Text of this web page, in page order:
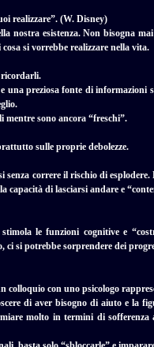
realizzare”. (W. Disney)
nostra esistenza. Non bisogna
si vorrebbe realizzare nella vita.
ricordarli.
una preziosa fonte di
mentre sono ancora “freschi”.
sulle proprie debolezze.
senza correre il rischio di
capacità di lasciarsi andare e
le funzioni cognitive e
ci si potrebbe sorprendere dei
con uno psicologo
di aver bisogno di aiuto e la
molto in termini di sofferenza